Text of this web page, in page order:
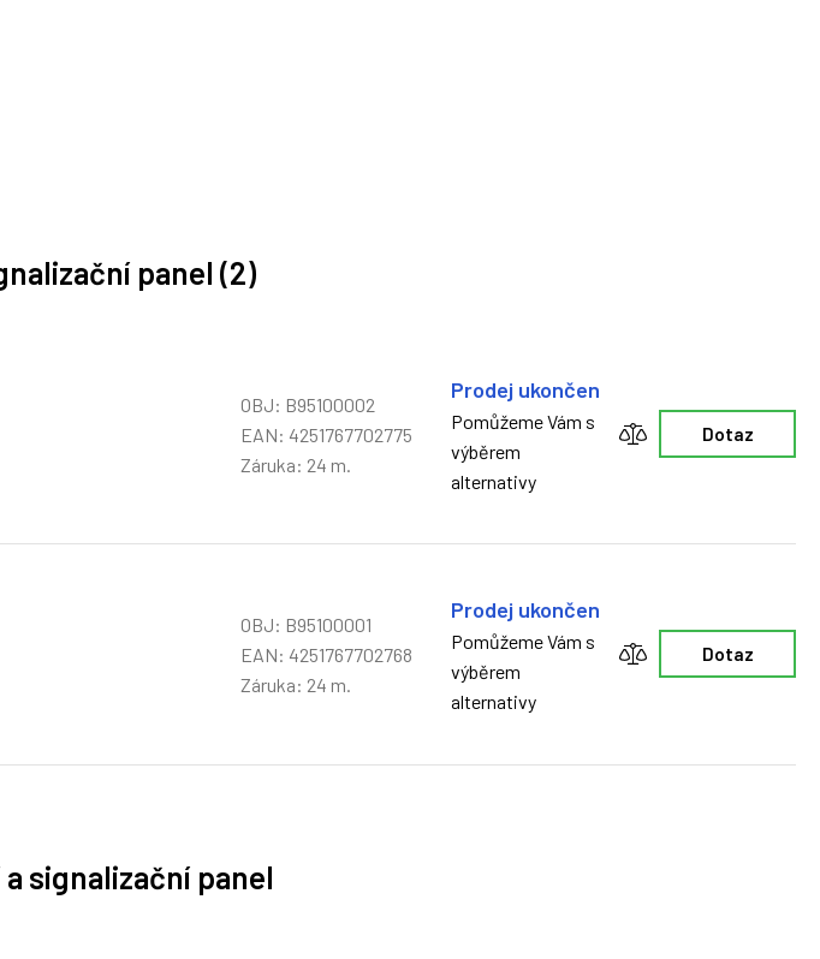
panel (2)
OBJ: B95100002
EAN: 4251767702775
Záruka: 24 m.
Prodej ukončen
Pomůžeme Vám s
výběrem
alternativy
Dotaz
OBJ: B95100001
EAN: 4251767702768
Záruka: 24 m.
Prodej ukončen
Pomůžeme Vám s
výběrem
alternativy
Dotaz
signalizační panel